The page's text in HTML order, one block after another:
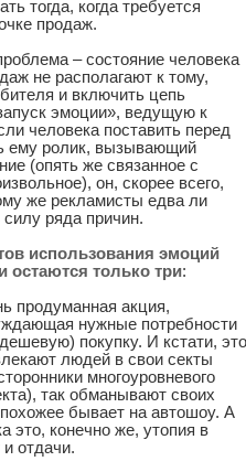
тогда, когда требуется
продаж.
– состояние человека
не располагают к тому,
и включить цепь
эмоции», ведущую к
человека поставить перед
ему ролик, вызывающий
(опять же связанное с
он, скорее всего,
же рекламисты едва ли
силу ряда причин.
использования эмоций
остаются только три:
продуманная акция,
нужные потребности
покупку. И кстати, это
людей в свои секты
многоуровневого
так обманывают своих
бывает на автошоу. А
это, конечно же, утопия в
отдачи.